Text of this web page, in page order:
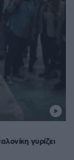
γυρίζει